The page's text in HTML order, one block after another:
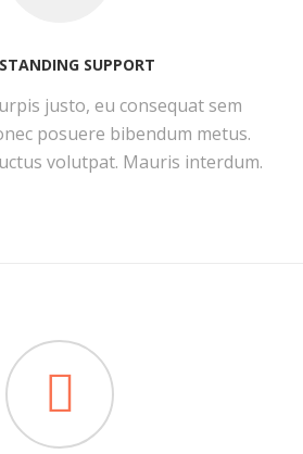
SUPPORT
justo, eu consequat sem
posuere bibendum metus.
volutpat. Mauris interdum.